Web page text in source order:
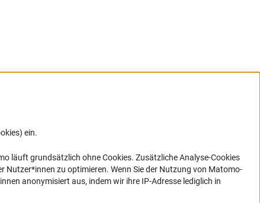
ein.
Link)
läuft grundsätzlich ohne Cookies. Zusätzliche Analyse-Cookies
Nutzer*innen zu optimieren. Wenn Sie der Nutzung von Matomo-
anonymisiert aus, indem wir ihre IP-Adresse lediglich in